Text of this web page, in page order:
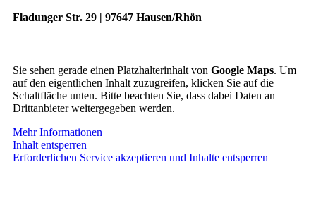
Fladunger Str. 29 | 97647 Hausen/Rhön
Sie sehen gerade einen Platzhalterinhalt von Google Maps. Um
auf den eigentlichen Inhalt zuzugreifen, klicken Sie auf die
Schaltfläche unten. Bitte beachten Sie, dass dabei Daten an
Drittanbieter weitergegeben werden.
Mehr Informationen
Inhalt entsperren
Erforderlichen Service akzeptieren und Inhalte entsperren